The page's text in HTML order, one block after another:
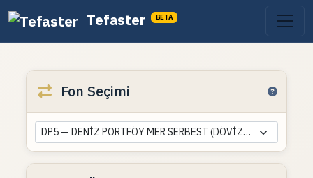
Tefaster BETA
Fon Seçimi
DP5 — DENİZ PORTFÖY MER SERBEST (DÖVİZ) ÖZEL FON